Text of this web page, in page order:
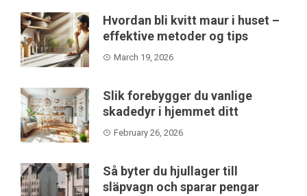
Hvordan bli kvitt maur i huset –
effektive metoder og tips
March 19, 2026
Slik forebygger du vanlige
skadedyr i hjemmet ditt
February 26, 2026
Så byter du hjullager till
släpvagn och sparar pengar